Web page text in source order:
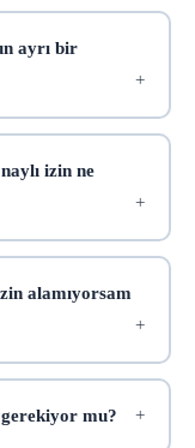
ayrı bir
izin ne
alamıyorsam
mu?